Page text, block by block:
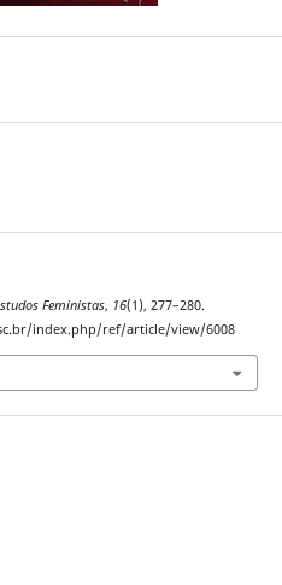
Feministas, 16(1), 277–280.
index.php/ref/article/view/6008